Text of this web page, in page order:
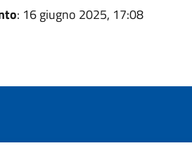
: 16 giugno 2025, 17:08